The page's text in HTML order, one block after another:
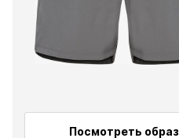
Посмотреть образ